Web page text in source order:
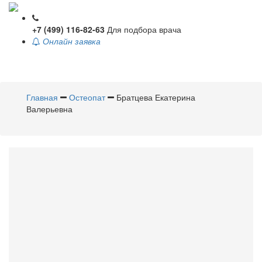
+7 (499) 116-82-63 Для подбора врача
Онлайн заявка
Главная
Остеопат
Братцева Екатерина
Валерьевна